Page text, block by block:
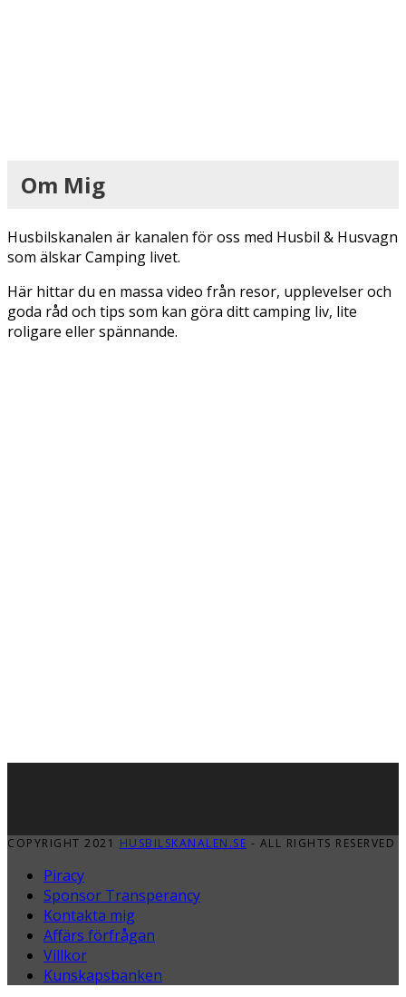
Om Mig
Husbilskanalen är kanalen för oss med Husbil & Husvagn
som älskar Camping livet.
Här hittar du en massa video från resor, upplevelser och
goda råd och tips som kan göra ditt camping liv, lite
roligare eller spännande.
COPYRIGHT 2021 HUSBILSKANALEN.SE - ALL RIGHTS RESERVED
Piracy
Sponsor Transperancy
Kontakta mig
Affärs förfrågan
Villkor
Kunskapsbanken